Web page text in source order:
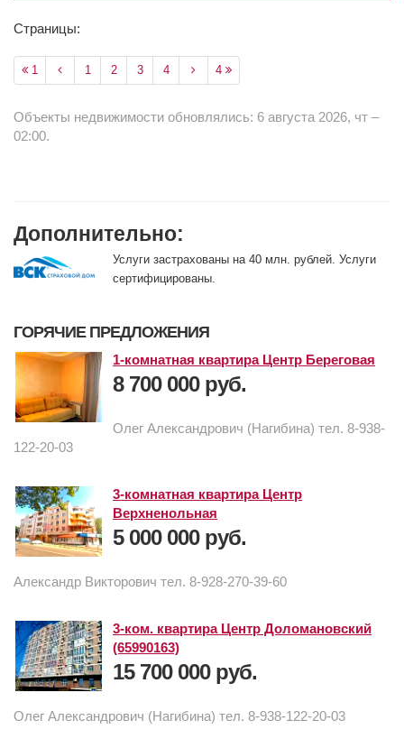
Страницы:
1 1 2 3 4 4
Объекты недвижимости обновлялись: 6 августа 2026, чт –
02:00.
Дополнительно:
Услуги застрахованы на 40 млн. рублей. Услуги
сертифицированы.
ГОРЯЧИЕ ПРЕДЛОЖЕНИЯ
1-комнатная квартира Центр Береговая
8 700 000 руб.
Олег Александрович (Нагибина) тел. 8-938-
122-20-03
3-комнатная квартира Центр
Верхненольная
5 000 000 руб.
Александр Викторович тел. 8-928-270-39-60
3-ком. квартира Центр Доломановский
(65990163)
15 700 000 руб.
Олег Александрович (Нагибина) тел. 8-938-122-20-03